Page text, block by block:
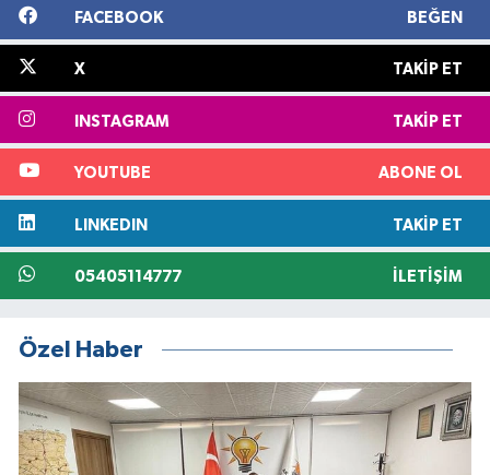
FACEBOOK BEĞEN
X TAKIP ET
INSTAGRAM TAKIP ET
YOUTUBE ABONE OL
LINKEDIN TAKIP ET
05405114777 İLETIŞIM
Özel Haber